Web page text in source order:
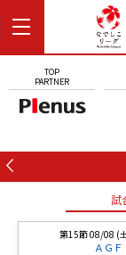
TOP
PARTNER
試
第15節 08/08 (
ＡＧＦ